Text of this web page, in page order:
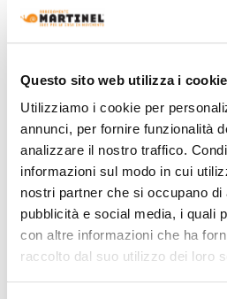
Questo sito web utilizza i cookie
Utilizziamo i cookie per
annunci, per fornire funzionalità
analizzare il nostro traffico.
informazioni sul modo in cui
nostri partner che si occupano di
pubblicità e social media, i quali
con altre informazioni che ha
raccolto dal suo utilizzo dei loro
Talenti
Plaza Talenti -
Richiedi